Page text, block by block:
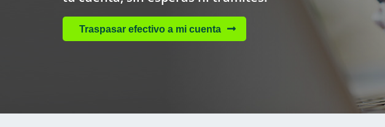
Traspasar efectivo a mi cuenta